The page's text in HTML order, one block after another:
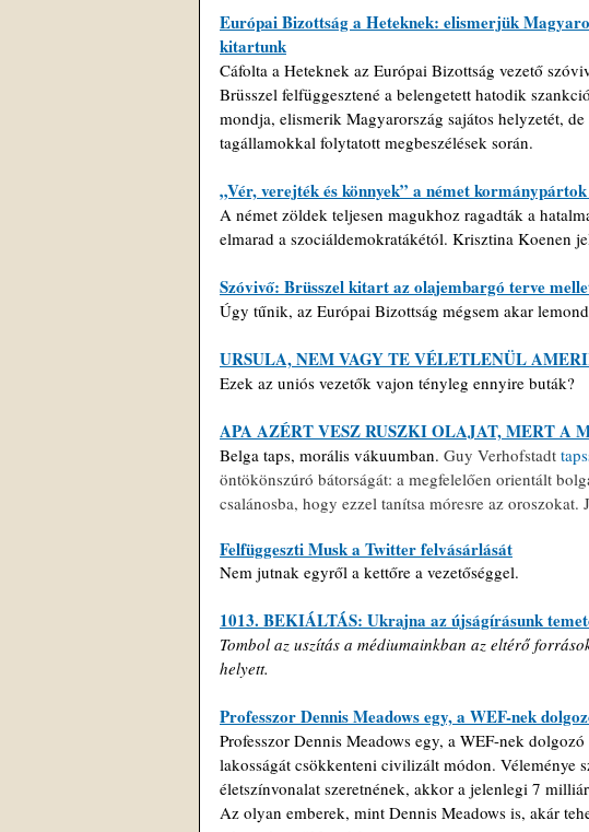
Európai Bizottság a Heteknek: elismerjük
kitartunk
Cáfolta a Heteknek az Európai Bizottság vezető
Brüsszel felfüggesztené a belengetett hatodik
mondja, elismerik Magyarország sajátos helyzetét,
tagállamokkal folytatott megbeszélések során.
„Vér, verejték és könnyek” a német
A német zöldek teljesen magukhoz ragadták a
elmarad a szociáldemokratákétól. Krisztina Koenen
Szóvivő: Brüsszel kitart az olajembargó terve
Úgy tűnik, az Európai Bizottság mégsem akar
URSULA, NEM VAGY TE VÉLETLENÜL
Ezek az uniós vezetők vajon tényleg ennyire buták?
APA AZÉRT VESZ RUSZKI OLAJAT, MERT A
Belga taps, morális vákuumban. Guy Verhofstadt
öntökönszúró bátorságát: a megfelelően orientált
csalánosba, hogy ezzel tanítsa móresre az oroszokat.
Felfüggeszti Musk a Twitter felvásárlását
Nem jutnak egyről a kettőre a vezetőséggel.
1013. BEKIÁLTÁS: Ukrajna az újságírásunk
Tombol az uszítás a médiumainkban az eltérő
helyett.
Professzor Dennis Meadows egy, a WEF-nek
Professzor Dennis Meadows egy, a WEF-nek
lakosságát csökkenteni civilizált módon. Véleménye
életszínvonalat szeretnének, akkor a jelenlegi 7
Az olyan emberek, mint Dennis Meadows is, akár